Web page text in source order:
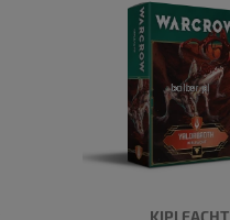
KIPLEACHT